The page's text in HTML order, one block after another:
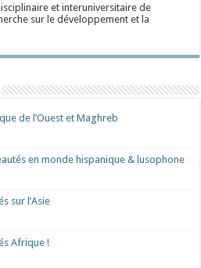
et interuniversitaire de
sur le développement et la
de l’Ouest et Maghreb
en monde hispanique & lusophone
sur l’Asie
Afrique !​